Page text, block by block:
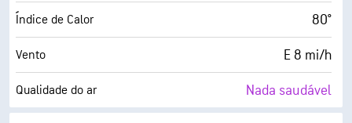
AccuLumen Brightness Index™ 10 (Muito claro)
Cobertura de nuvens 0%
Visibilidade 8 milhas
Índice de Calor 80°
Vento E 8 mi/h
Qualidade do ar Nada saudável